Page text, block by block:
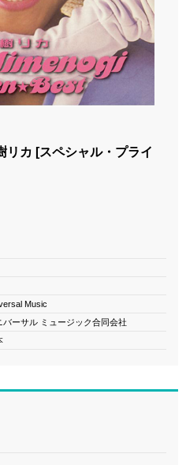
カ [スペシャル・プライ
Music
バーサル ミュージック合同会社